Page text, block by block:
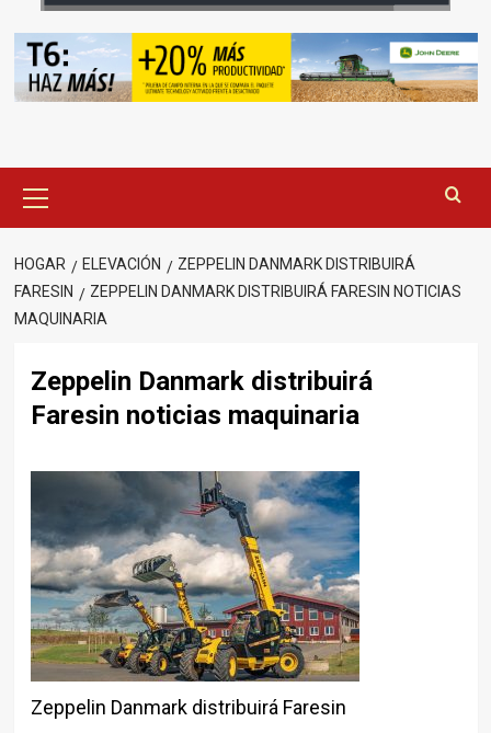
principal
HOGAR ELEVACIÓN
ZEPPELIN DANMARK DISTRIBUIRÁ
FARESIN
ZEPPELIN DANMARK DISTRIBUIRÁ FARESIN NOTICIAS
MAQUINARIA
Zeppelin Danmark distribuirá
Faresin noticias maquinaria
Zeppelin Danmark distribuirá Faresin